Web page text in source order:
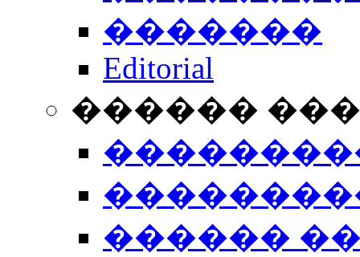
�������
Editorial
������
������